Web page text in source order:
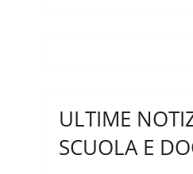
ULTIME
SCUOLA E